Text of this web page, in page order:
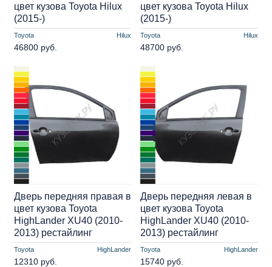
Toyota Hilux
цвет кузова Toyota Hilux
(2015-)
46800 руб.
Toyota Hilux
цвет кузова Toyota Hilux
(2015-)
48700 руб.
Toyota HighLander
Дверь передняя правая в
цвет кузова Toyota
HighLander XU40 (2010-
2013) рестайлинг
12310 руб.
Toyota HighLander
Дверь передняя левая в
цвет кузова Toyota
HighLander XU40 (2010-
2013) рестайлинг
15740 руб.